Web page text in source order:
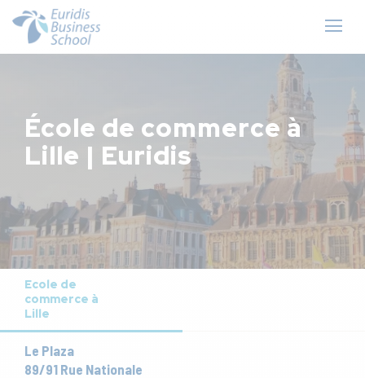
École de commerce à
Lille | Euridis
Ecole de
commerce à
Lille
Le Plaza
89/91 Rue Nationale